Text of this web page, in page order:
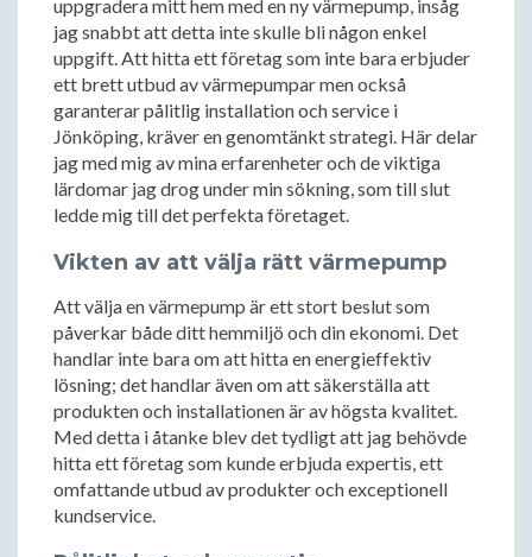
uppgradera mitt hem med en ny värmepump, insåg
jag snabbt att detta inte skulle bli någon enkel
uppgift. Att hitta ett företag som inte bara erbjuder
ett brett utbud av värmepumpar men också
garanterar pålitlig installation och service i
Jönköping, kräver en genomtänkt strategi. Här delar
jag med mig av mina erfarenheter och de viktiga
lärdomar jag drog under min sökning, som till slut
ledde mig till det perfekta företaget.
Vikten av att välja rätt värmepump
Att välja en värmepump är ett stort beslut som
påverkar både ditt hemmiljö och din ekonomi. Det
handlar inte bara om att hitta en energieffektiv
lösning; det handlar även om att säkerställa att
produkten och installationen är av högsta kvalitet.
Med detta i åtanke blev det tydligt att jag behövde
hitta ett företag som kunde erbjuda expertis, ett
omfattande utbud av produkter och exceptionell
kundservice.